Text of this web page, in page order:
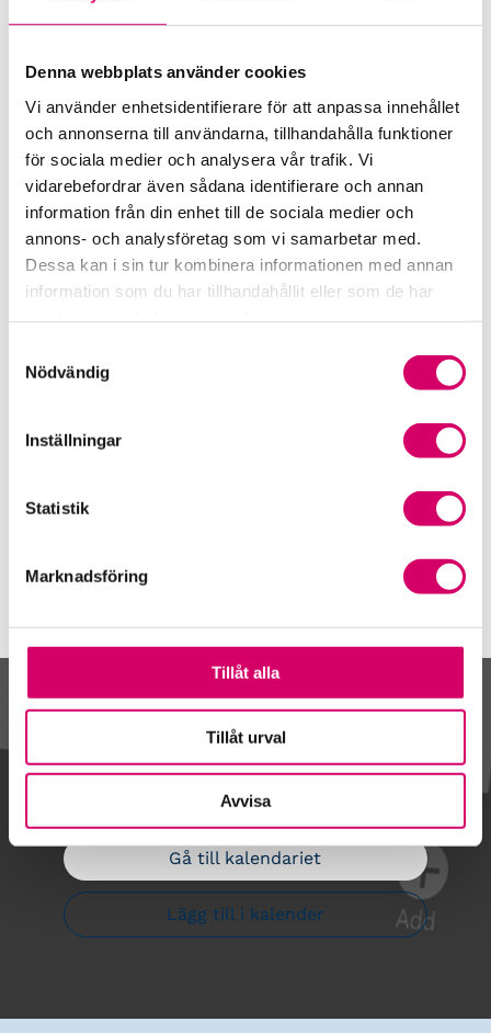
Denna webbplats använder cookies
Vi använder enhetsidentifierare för att anpassa innehållet
och annonserna till användarna, tillhandahålla funktioner
för sociala medier och analysera vår trafik. Vi
vidarebefordrar även sådana identifierare och annan
information från din enhet till de sociala medier och
annons- och analysföretag som vi samarbetar med.
Dessa kan i sin tur kombinera informationen med annan
information som du har tillhandahållit eller som de har
Nödvändig
Inställningar
Statistik
Marknadsföring
Tillåt alla
Tillåt urval
Avvisa
Remisser
Samverkan med myndigheter och organisationer
Srf Fokusrapport 2024 – insikter för hållbart
företagande
Våra nyhetskanaler
Tidningen Konsulten
Öppet brev till Myndigheten för yrkeshögskolan
Framtidsutsikter i lönebranschen
Kalendarium
Gå till kalendariet
Lägg till i kalender